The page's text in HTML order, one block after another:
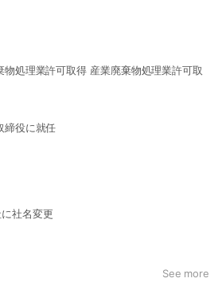
処理業許可取得 産業廃棄物処理業許可取
順一 代表取締役に就任
社名変更
See more